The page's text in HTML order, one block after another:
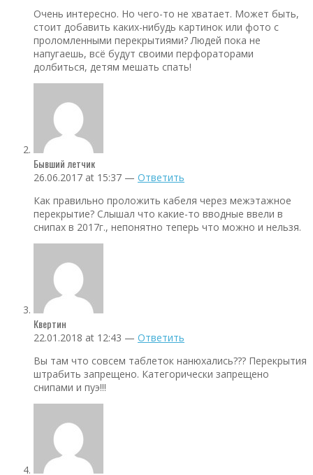
Очень интересно. Но чего-то не хватает. Может быть,
стоит добавить каких-нибудь картинок или фото с
проломленными перекрытиями? Людей пока не
напугаешь, всё будут своими перфораторами
долбиться, детям мешать спать!
Бывший летчик
26.06.2017 at 15:37 — Ответить
Как правильно проложить кабеля через межэтажное
перекрытие? Слышал что какие-то вводные ввели в
снипах в 2017г., непонятно теперь что можно и нельзя.
Квертин
22.01.2018 at 12:43 — Ответить
Вы там что совсем таблеток нанюхались??? Перекрытия
штрабить запрещено. Категорически запрещено
снипами и пуэ!!!